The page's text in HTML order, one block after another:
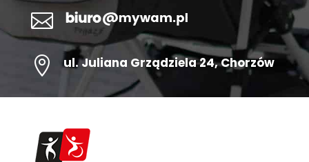

 ul.Juliana Grządziela 24, Chorzów